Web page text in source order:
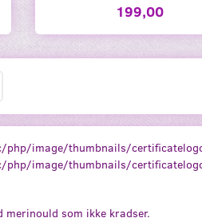
199,00
som ikke kradser.